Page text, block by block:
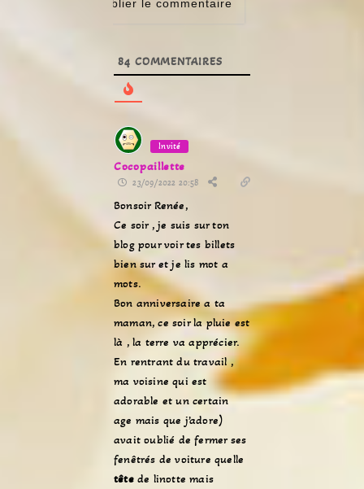
84 COMMENTAIRES
Invité
Cocopaillette
23/09/2022 20:58
Bonsoir Renée,
Ce soir , je suis sur ton
blog pour voir tes billets
bien sur et je lis mot a
mots.
Bon anniversaire a ta
maman, ce soir la pluie est
là , la terre va apprécier.
En rentrant du travail ,
ma voisine qui est
adorable et un certain
age mais que j’adore)
avait oublié de fermer ses
fenêtrés de voiture quelle
tête de linotte mais